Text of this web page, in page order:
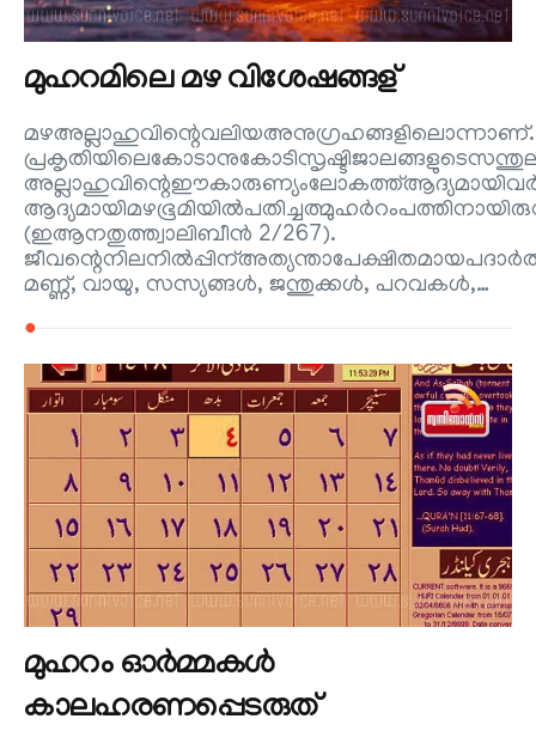
മുഹറമിലെ മഴ വിശേഷങ്ങള്
മഴഅല്ലാഹുവിന്റെവലിയഅനുഗ്രഹങ്ങളിലൊന്നാണ്.
(ഇആനതുത്ത്വാലിബീൻ 2/267).
മണ്ണ്, വായു, സസ്യങ്ങൾ, ജന്തുക്കൾ, പറവകൾ,…
●
മുഹറം ഓര്‍മ്മകള്‍
കാലഹരണപ്പെടരുത്